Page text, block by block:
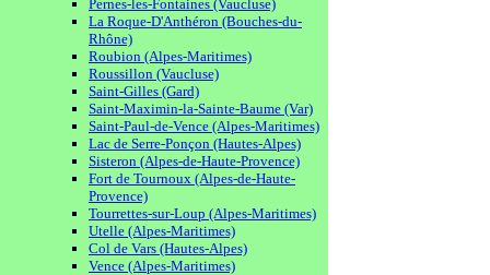
Pernes-les-Fontaines (Vaucluse)
La Roque-D'Anthéron (Bouches-du-
Rhône)
Roubion (Alpes-Maritimes)
Roussillon (Vaucluse)
Saint-Gilles (Gard)
Saint-Maximin-la-Sainte-Baume (Var)
Saint-Paul-de-Vence (Alpes-Maritimes)
Lac de Serre-Ponçon (Hautes-Alpes)
Sisteron (Alpes-de-Haute-Provence)
Fort de Tournoux (Alpes-de-Haute-
Provence)
Tourrettes-sur-Loup (Alpes-Maritimes)
Utelle (Alpes-Maritimes)
Col de Vars (Hautes-Alpes)
Vence (Alpes-Maritimes)